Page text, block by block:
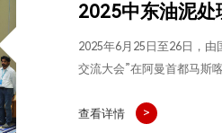
2025中东油泥处
2025年6月25日至26日，
交流大会”在阿曼首都马斯
查看详情